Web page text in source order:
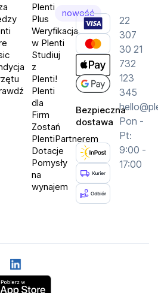
Plenti
Plus
nowość
Weryfikacja
w Plenti
Studiuj
z
Plenti!
Plenti
dla
Firm
Zostań
PlentiPartnerem
Dotacje
Pomysły
na
wynajem
Bezpieczna
dostawa
22
307
30 21
732
123
345
Pon -
Pt:
9:00 -
17:00
LinkedIn